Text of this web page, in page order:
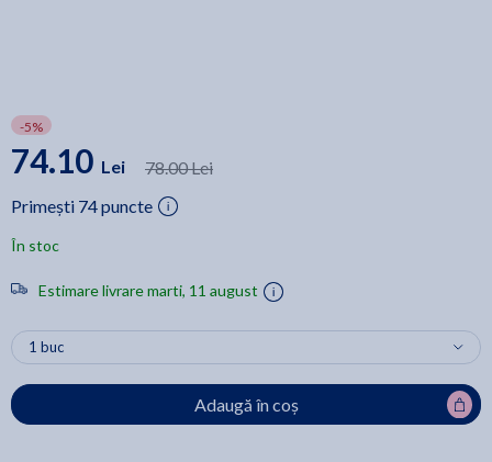
-5%
74.10 Lei
78.00 Lei
Primești 74 puncte
În stoc
Estimare livrare marti, 11 august
Adaugă în coș